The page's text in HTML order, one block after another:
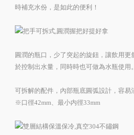
時補充水份，是如此的便利！
圓潤的瓶口，少了突起的旋鈕，讓飲用更
於控制出水量，同時時也可做為水瓶使用。
可拆解的配件，內部瓶底圓弧設計，容易
※口徑42mm、最小内徑33mm